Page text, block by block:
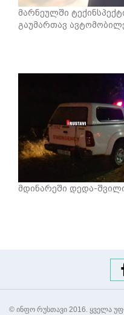
მარნეულში
გაუმართავ
მდინარეში დედა-
© ინფო რუსთავი 2016. ყველა